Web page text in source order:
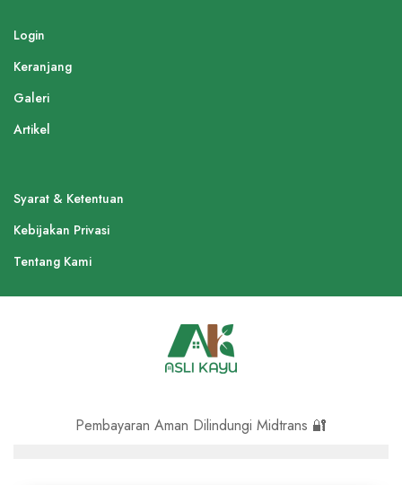
Login
Keranjang
Galeri
Artikel
Syarat & Ketentuan
Kebijakan Privasi
Tentang Kami
Pembayaran Aman Dilindungi Midtrans 🔐